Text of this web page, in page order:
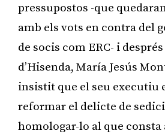
pressupostos -que
amb els vots en contra del
de socis com ERC- i
d’Hisenda, María Jesús
insistit que el seu executiu
reformar el delicte de
homologar-lo al que consta